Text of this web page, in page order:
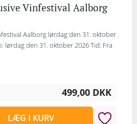
Vinfestival Aalborg
Aalborg lørdag den 31. oktober
lørdag den 31. oktober 2026 Tid: Fra
499,00 DKK
LÆG I KURV